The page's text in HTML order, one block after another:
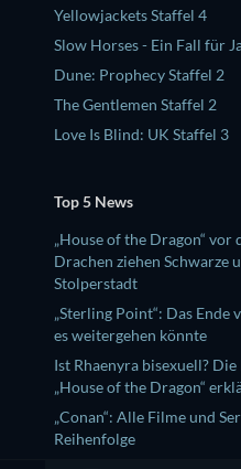
Yellowjackets Staffel 4
Slow Horses - Ein Fall für
Dune: Prophecy Staffel 2
The Gentlemen Staffel 2
Love Is Blind: UK Staffel 3
Top 5 News
„House of the Dragon“ vor
Drachen ziehen Schwarze
Stolperstadt
„Sterling Point“: Das
es weitergehen könnte
Ist Rhaenyra bisexuell?
„House of the Dragon“
„Conan“: Alle Filme und
Reihenfolge